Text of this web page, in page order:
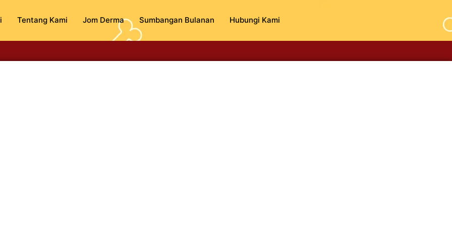
Tentang Kami Jom Derma Sumbangan Bulanan Hubungi Kami